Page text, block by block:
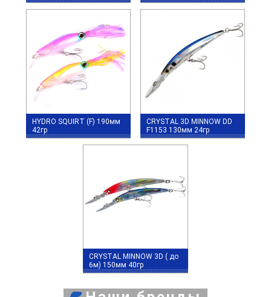
HYDRO SQUIRT (F) 190мм
42гр
CRYSTAL 3D MINNOW DD
F1153 130мм 24гр
CRYSTAL MINNOW 3D ( до
6м) 150мм 40гр